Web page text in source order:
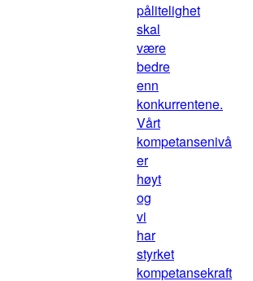
pålitelighet
skal
være
bedre
enn
konkurrentene.
Vårt
kompetansenivå
er
høyt
og
vi
har
styrket
kompetansekraft